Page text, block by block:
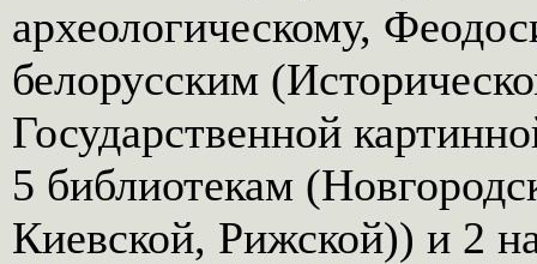
археологическому,
белорусским
Государственной
5 библиотекам
Киевской, Рижской)) и 2